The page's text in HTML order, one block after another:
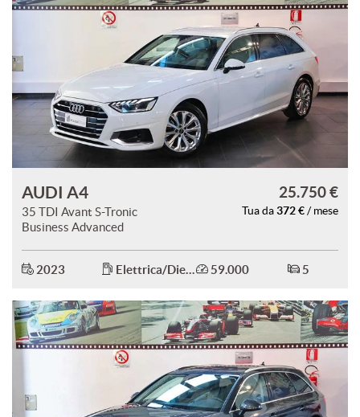
AUDI A4
35 TDI Avant S-Tronic
Business Advanced
25.750 €
Tua da 372 € / mese
2023 Elettrica/Diesel 59.000 5